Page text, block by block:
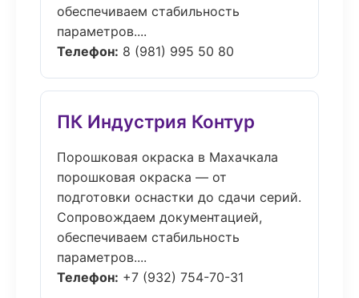
обеспечиваем стабильность
параметров....
Телефон: 8 (981) 995 50 80
ПК Индустрия Контур
Порошковая окраска в Махачкала
порошковая окраска — от
подготовки оснастки до сдачи серий.
Сопровождаем документацией,
обеспечиваем стабильность
параметров....
Телефон: +7 (932) 754-70-31